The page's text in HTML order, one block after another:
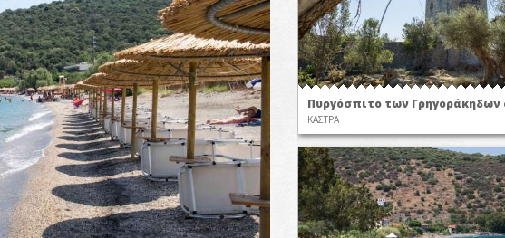
Πυργόσπιτο των Γρηγοράκηδων
ΚΑΣΤΡΑ